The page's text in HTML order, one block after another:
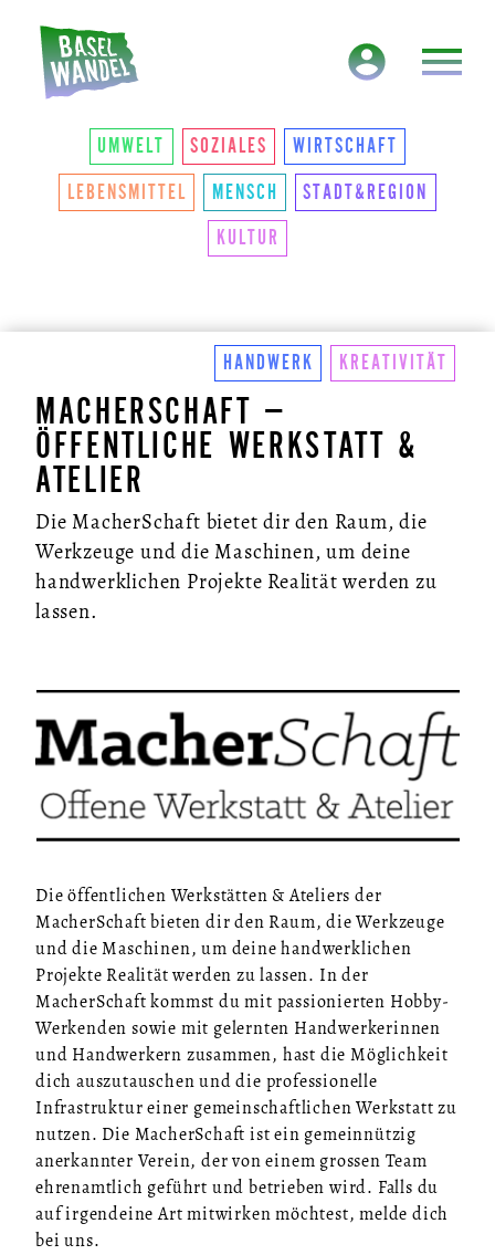
HAUPTNAVIGATION
THEMEN
UMWELT SOZIALES WIRTSCHAFT
LEBENSMITTEL MENSCH STADT&REGION
KULTUR
HANDWERK KREATIVITÄT
MACHERSCHAFT –
ÖFFENTLICHE WERKSTATT &
ATELIER
Die MacherSchaft bietet dir den Raum, die
Werkzeuge und die Maschinen, um deine
handwerklichen Projekte Realität werden zu
lassen.
Die öffentlichen Werkstätten & Ateliers der
MacherSchaft bieten dir den Raum, die Werkzeuge
und die Maschinen, um deine handwerklichen
Projekte Realität werden zu lassen. In der
MacherSchaft kommst du mit passionierten Hobby-
Werkenden sowie mit gelernten Handwerkerinnen
und Handwerkern zusammen, hast die Möglichkeit
dich auszutauschen und die professionelle
Infrastruktur einer gemeinschaftlichen Werkstatt zu
nutzen. Die MacherSchaft ist ein gemeinnützig
anerkannter Verein, der von einem grossen Team
ehrenamtlich geführt und betrieben wird. Falls du
auf irgendeine Art mitwirken möchtest, melde dich
bei uns.